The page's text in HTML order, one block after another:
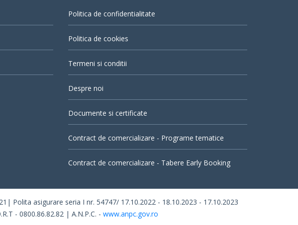
Politica de confidentialitate
Politica de cookies
Termeni si conditii
Despre noi
Documente si certificate
Contract de comercializare - Programe tematice
Contract de comercializare - Tabere Early Booking
Polita asigurare seria I nr. 54747/ 17.10.2022 - 18.10.2023 - 17.10.2023
- 0800.86.82.82 | A.N.P.C. - www.anpc.gov.ro